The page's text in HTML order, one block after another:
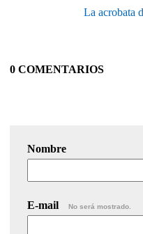
La acrobata
0 COMENTARIOS
Nombre
E-mail No será mostrado.